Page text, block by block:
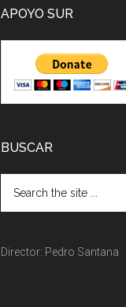
APOYO SUR
BUSCAR
Director: Pedro Santana